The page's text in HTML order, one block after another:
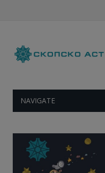
NAVIGATE